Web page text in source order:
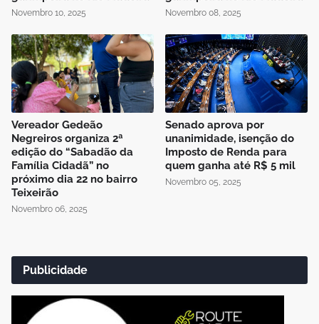
Novembro 10, 2025 Novembro 08, 2025
Vereador Gedeão
Negreiros organiza 2ª
edição do “Sabadão da
Família Cidadã” no
próximo dia 22 no bairro
Teixeirão
Novembro 06, 2025
Senado aprova por
unanimidade, isenção do
Imposto de Renda para
quem ganha até R$ 5 mil
Novembro 05, 2025
Publicidade